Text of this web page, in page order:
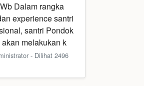
Dalam rangka
experience santri
santri Pondok
melakukan k
- Dilihat 2496